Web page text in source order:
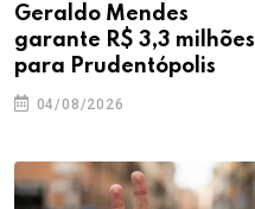
Geraldo Mendes
garante R$ 3,3 milhões
para Prudentópolis
04/08/2026